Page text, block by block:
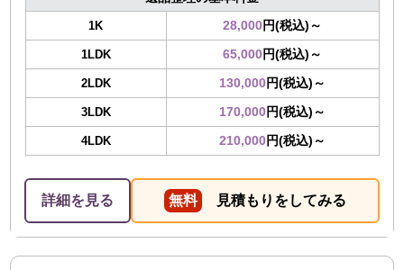
1K 28,000円(税込)～
1LDK 65,000円(税込)～
2LDK 130,000円(税込)～
3LDK 170,000円(税込)～
4LDK 210,000円(税込)～
詳細を見る 無料 見積もりをしてみる